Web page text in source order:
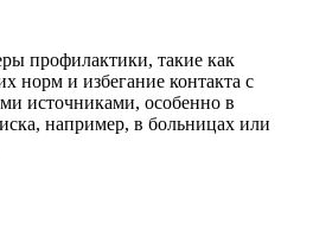
профилактики, такие как
норм и избегание контакта с
источниками, особенно в
например, в больницах или